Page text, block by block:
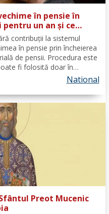
în pensie în
pentru un an și ce
contribuții la sistemul
în pensie prin încheierea
de pensii. Procedura este
fi folosită doar în
depinde de salariul
National
Preot Mucenic